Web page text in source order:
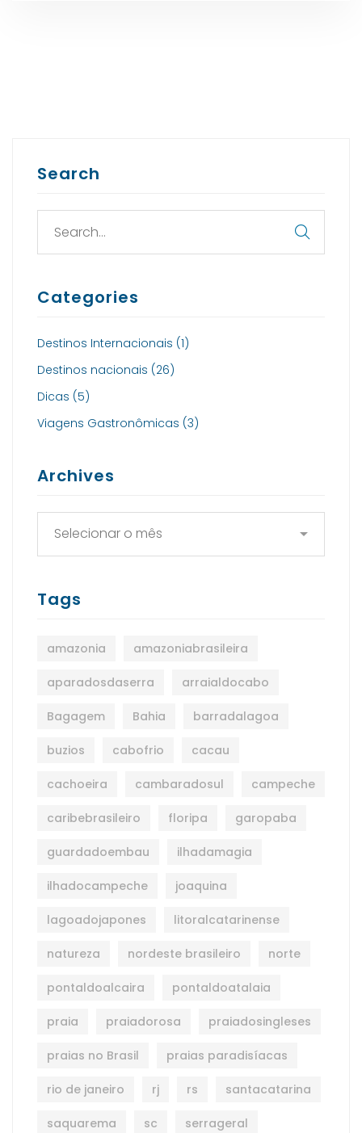
Search
Categories
Destinos Internacionais (1)
Destinos nacionais (26)
Dicas (5)
Viagens Gastronômicas (3)
Archives
Tags
amazonia amazoniabrasileira
aparadosdaserra arraialdocabo
Bagagem Bahia barradalagoa
buzios cabofrio cacau
cachoeira cambaradosul campeche
caribebrasileiro floripa garopaba
guardadoembau ilhadamagia
ilhadocampeche joaquina
lagoadojapones litoralcatarinense
natureza nordeste brasileiro norte
pontaldoalcaira pontaldoatalaia
praia praiadorosa praiadosingleses
praias no Brasil praias paradisíacas
rio de janeiro rj rs santacatarina
saquarema sc serrageral